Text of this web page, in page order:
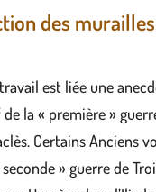
des
est liée une
la « première »
Certains Anciens
» guerre de